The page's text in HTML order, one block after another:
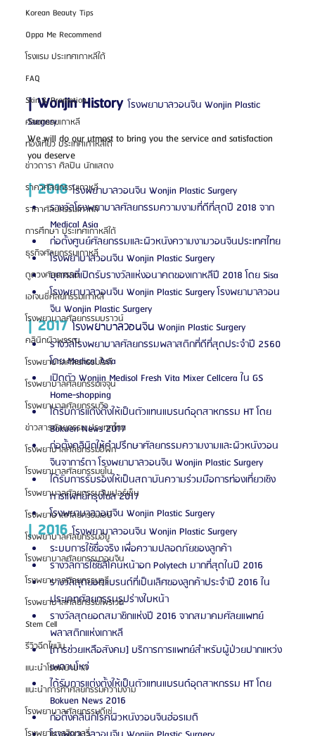
Korean Beauty Tips
Oppa Me Recommend
โรงแรม ประเทศเกาหลีใต้
FAQ
Skin & Promotion
ศัลยกรรมเกาหลี
ท่องเที่ยว ประเทศเกาหลีใต้
ข่าวดารา ศิลปิน นักแสดง
ราคาศัลยกรรมเกาหลี
ราคาศัลยกรรมเกาหลี
การศึกษา ประเทศเกาหลีใต้
ธุรกิจศัลยกรรมเกาหลี
ดูดวงศัลยกรรม
เอเจนซี่ศัลยกรรมเกาหลี
โรงพยาบาลศัลยกรรมบราวน์
คลินิกผิวพรรณ
โรงพยาบาลศัลยกรรมไอดี
โรงพยาบาลศัลยกรรมเจจุน
โรงพยาบาลศัลยกรรมวิว
ข่าวสารศัลยกรรม ประเทศไทย
โรงพยาบาลศัลยกรรมอีพิก
โรงพยาบาลศัลยกรรมยูโน
โรงพยาบาลศัลยกรรมวันเปอร์เซ็น
โรงพยาบาลศัลยกรรมเอบี
โรงพยาบาลศัลยกรรมอียู
โรงพยาบาลศัลยกรรมวอนจิน
โรงพยาบาลศัลยกรรมอูรี
โรงพยาบาลศัลยกรรมไพรเวท
Stem Cell
รีวิวฉีดไขมัน
แนะนำโรงพยาบาล
แนะนำการทำศัลยกรรมความงาม
โรงพยาบาลศัลยกรรมดีเซ่
| Wonjin History โรงพยาบาลวอนจิน Wonjin Plastic
Surgery
We will do our utmost to bring you the service and satisfaction
you deserve
| 2018 โรงพยาบาลวอนจิน Wonjin Plastic Surgery
รางวัลโรงพยาบาลศัลยกรรมความงามที่ดีที่สุดปี 2018 จาก
Medical Asia
ก่อตั้งศูนย์ศัลยกรรมและผิวหนังความงามวอนจินประเทศไทย
โรงพยาบาลวอนจิน Wonjin Plastic Surgery
บุคคลที่เปิดรับรางวัลแห่งอนาคตของเกาหลีปี 2018 โดย Sisa
โรงพยาบาลวอนจิน Wonjin Plastic Surgery โรงพยาบาลวอน
จิน Wonjin Plastic Surgery
|2017 โรงพยาบาลวอนจิน Wonjin Plastic Surgery
รางวัลโรงพยาบาลศัลยกรรมพลาสติกที่ดีที่สุดประจำปี 2560
โดย Medical Asia
เปิดตัว Wonjin Medisol Fresh Vita Mixer Cellcera ใน GS
Home-shopping
ได้รับการแต่งตั้งให้เป็นตัวแทนแบรนด์อุตสาหกรรม HT โดย
Bokuen News 2017
ก่อตั้งคลินิกให้คำปรึกษาศัลยกรรมความงามและผิวหนังวอน
จินจาการ์ตา โรงพยาบาลวอนจิน Wonjin Plastic Surgery
ได้รับการรับรองให้เป็นสถาบันความร่วมมือการท่องเที่ยวเชิง
การแพทย์กรุงโซล 2017
โรงพยาบาลวอนจิน Wonjin Plastic Surgery
| 2016 โรงพยาบาลวอนจิน Wonjin Plastic Surgery
ระบบการใช้ชื่อจริง เพื่อความปลอดภัยของลูกค้า
รางวัลการใช้ซิลิโคนหน้าอก Polytech มากที่สุดในปี 2016
รางวัลสุดยอดแบรนด์ที่เป็นเลิศของลูกค้าประจำปี 2016 ใน
ประเภทศัลยกรรมรูปร่างใบหน้า
รางวัลสุดยอดสมาชิกแห่งปี 2016 จากสมาคมศัลยแพทย์
พลาสติกแห่งเกาหลี
[การช่วยเหลือสังคม] บริการการแพทย์สำหรับผู้ป่วยปากแหว่ง
เพดานโหว่
ได้รับการแต่งตั้งให้เป็นตัวแทนแบรนด์อุตสาหกรรม HT โดย
Bokuen News 2016
ก่อตั้งคลินิกโรคผิวหนังวอนจินฮ่อรเมดิ